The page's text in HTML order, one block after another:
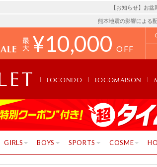
【お知らせ】お
熊本地震の影響による
¥10,000 OFF
LOCONDO LOCOMAISON
GIRLS BOYS SPORTS COSME